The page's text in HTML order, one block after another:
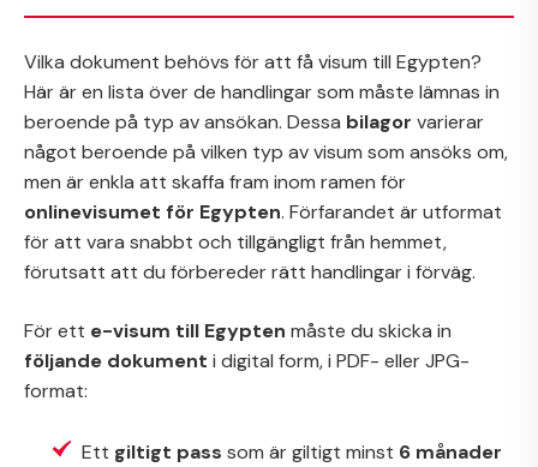
Vilka dokument behövs för att få visum till Egypten?
Här är en lista över de handlingar som måste lämnas in
beroende på typ av ansökan. Dessa bilagor varierar
något beroende på vilken typ av visum som ansöks om,
men är enkla att skaffa fram inom ramen för
onlinevisumet för Egypten. Förfarandet är utformat
för att vara snabbt och tillgängligt från hemmet,
förutsatt att du förbereder rätt handlingar i förväg.
För ett e-visum till Egypten måste du skicka in
följande dokument i digital form, i PDF- eller JPG-
format:
Ett giltigt pass som är giltigt minst 6 månader